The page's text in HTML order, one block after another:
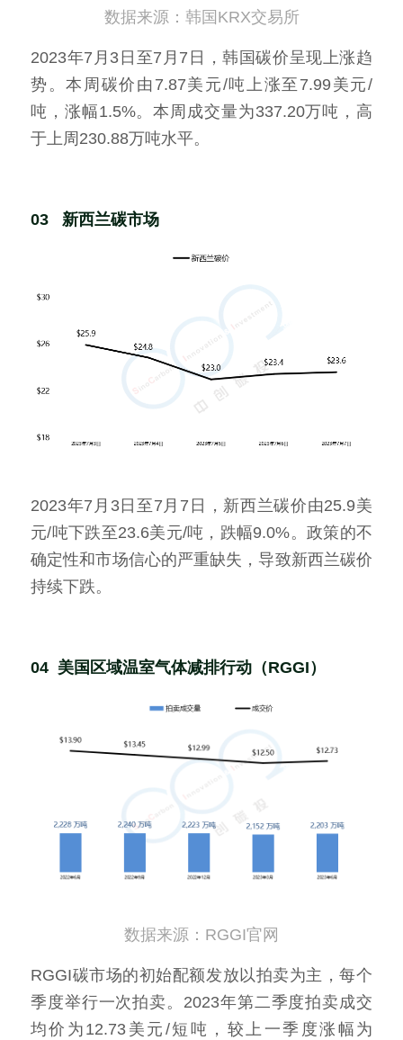
数据来源：韩国KRX交易所
2023年7月3日至7月7日，韩国碳价呈现上涨趋
势。本周碳价由7.87美元/吨上涨至7.99美元/
吨，涨幅1.5%。本周成交量为337.20万吨，高
于上周230.88万吨水平。
03   新西兰碳市场
2023年7月3日至7月7日，新西兰碳价由25.9美
元/吨下跌至23.6美元/吨，跌幅9.0%。政策的不
确定性和市场信心的严重缺失，导致新西兰碳价
持续下跌。
04  美国区域温室气体减排行动（RGGI）
数据来源：RGGI官网
RGGI碳市场的初始配额发放以拍卖为主，每个
季度举行一次拍卖。2023年第二季度拍卖成交
均价为12.73美元/短吨，较上一季度涨幅为